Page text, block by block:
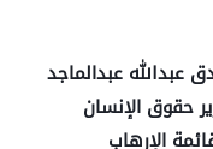
عبدالله عبدالماجد
حقوق الإنسان
الإرهاب